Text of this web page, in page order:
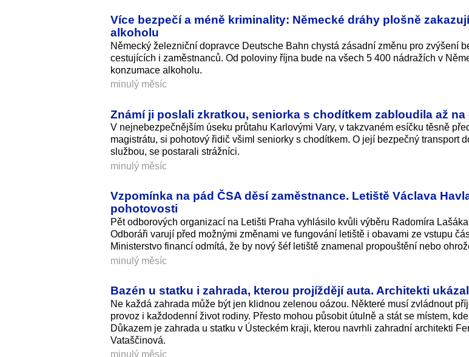
Více bezpečí a méně kriminality: Německé dráhy plošně
alkoholu
Německý železniční dopravce Deutsche Bahn chystá zásadní změnu pro zvýšení
cestujících i zaměstnanců. Od poloviny října bude na všech 5 400 nádražích v
konzumace alkoholu.
minulý měsíc
Známí ji poslali zkratkou, seniorka s chodítkem zabloudila až
V nejnebezpečnějším úseku průtahu Karlovými Vary, v takzvaném esíčku těsně
magistrátu, si pohotový řidič všiml seniorky s chodítkem. O její bezpečný transport
službou, se postarali strážníci.
minulý měsíc
Vzpomínka na pád ČSA děsí zaměstnance. Letiště Václava
pohotovosti
Pět odborových organizací na Letišti Praha vyhlásilo kvůli výběru Radomíra
Odboráři varují před možnými změnami ve fungování letiště i obavami ze vstupu
Ministerstvo financí odmítá, že by nový šéf letiště znamenal propouštění nebo
minulý měsíc
Bazén u statku i zahrada, kterou projíždějí auta. Architekti
Ne každá zahrada může být jen klidnou zelenou oázou. Některé musí zvládnout
provoz i každodenní život rodiny. Přesto mohou působit útulně a stát se místem,
Důkazem je zahrada u statku v Ústeckém kraji, kterou navrhli zahradní architekti
Vataščinová.
minulý měsíc